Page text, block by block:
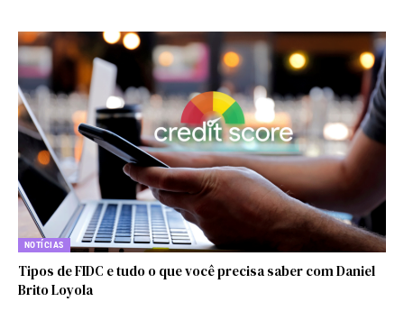
NOTÍCIAS
Tipos de FIDC e tudo o que você precisa saber com Daniel
Brito Loyola